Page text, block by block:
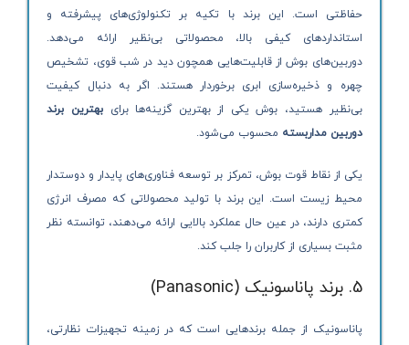
حفاظتی است. این برند با تکیه بر تکنولوژی‌های پیشرفته و
استانداردهای کیفی بالا، محصولاتی بی‌نظیر ارائه می‌دهد.
دوربین‌های بوش از قابلیت‌هایی همچون دید در شب قوی، تشخیص
چهره و ذخیره‌سازی ابری برخوردار هستند. اگر به دنبال کیفیت
بی‌نظیر هستید، بوش یکی از بهترین گزینه‌ها برایبهترین برند
دوربین مداربسته محسوب می‌شود.
یکی از نقاط قوت بوش، تمرکز بر توسعه فناوری‌های پایدار و دوستدار
محیط زیست است. این برند با تولید محصولاتی که مصرف انرژی
کمتری دارند، در عین حال عملکرد بالایی ارائه می‌دهند، توانسته نظر
مثبت بسیاری از کاربران را جلب کند.
5. برند پاناسونیک (Panasonic)
پاناسونیک از جمله برندهایی است که در زمینه تجهیزات نظارتی،